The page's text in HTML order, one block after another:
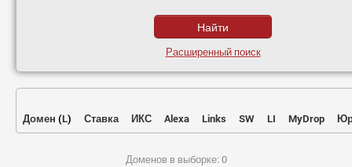
Расширенный поиск
Домен (L) Ставка ИКС Alexa Links SW LI MyDrop
Доменов в выборке: 0